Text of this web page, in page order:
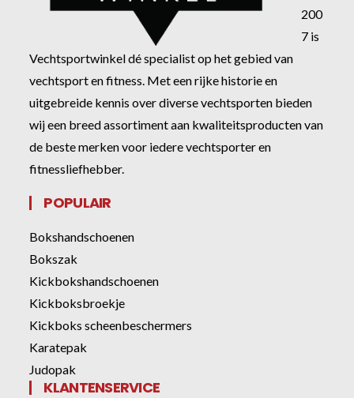
200
7 is
Vechtsportwinkel dé specialist op het gebied van
vechtsport en fitness. Met een rijke historie en
uitgebreide kennis over diverse vechtsporten bieden
wij een breed assortiment aan kwaliteitsproducten van
de beste merken voor iedere vechtsporter en
fitnessliefhebber.
POPULAIR
Bokshandschoenen
Bokszak
Kickbokshandschoenen
Kickboksbroekje
Kickboks scheenbeschermers
Karatepak
Judopak
KLANTENSERVICE